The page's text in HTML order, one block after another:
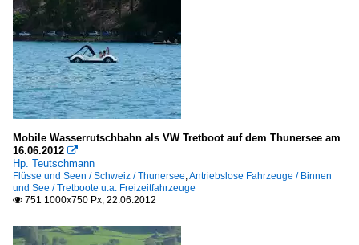
Mobile Wasserrutschbahn als VW Tretboot auf dem Thunersee am
16.06.2012 
Hp. Teutschmann
Flüsse und Seen / Schweiz / Thunersee,Antriebslose Fahrzeuge / Binnen
und See / Tretboote u.a. Freizeitfahrzeuge
 751 1000x750 Px, 22.06.2012